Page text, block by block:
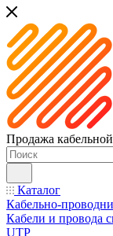
Продажа
Каталог
Кабельно-
Кабели и провода
UTP